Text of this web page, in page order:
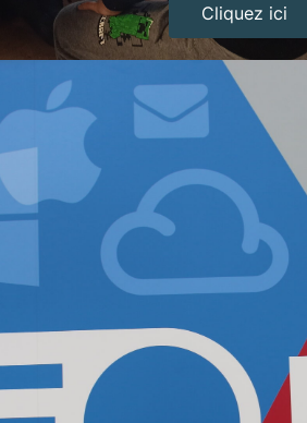
Cliquez ici